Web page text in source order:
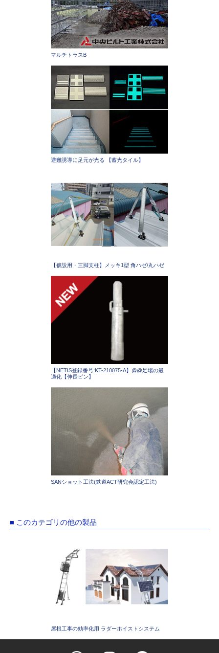
マルチトラスB
避難誘導に足元が光る 【蓄光タイル】
【仮設用・三脚支柱】メッキ1型 角ハゼ/丸ハゼ
【NETIS登録番号:KT-210075-A】@@足場の最
適化【伸長ピン】
SANショット工法(鉄道ACT研究会認定工法)
■ このカテゴリの他の製品
屋根工事の効率化用 ラダーホイストシステム